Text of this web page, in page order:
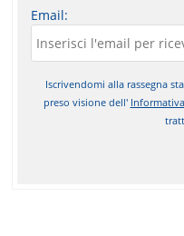
Email:
Iscrivendomi alla rassegna
preso visione dell'